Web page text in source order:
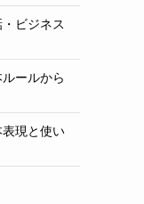
ビジネス
ールから
現と使い